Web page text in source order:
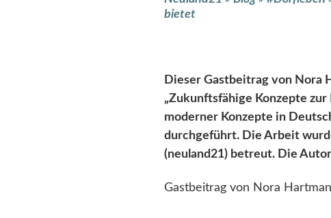
bietet
Dieser Gastbeitrag von Nora
„Zukunftsfähige Konzepte
moderner Konzepte in
durchgeführt. Die Arbeit
(neuland21) betreut. Die
Gastbeitrag von Nora